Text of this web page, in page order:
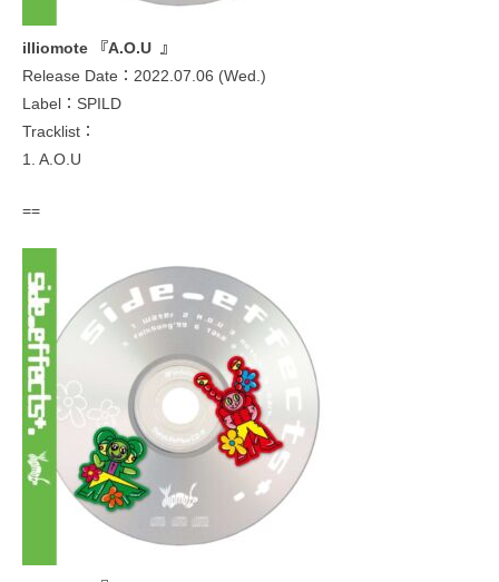
illiomote 『A.O.U 』
Release Date：2022.07.06 (Wed.)
Label：SPILD
Tracklist：
1. A.O.U
==